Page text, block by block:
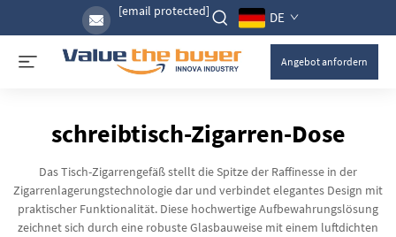
[email protected] DE
Angebot anfordern
schreibtisch-Zigarren-Dose
Das Tisch-Zigarrengefäß stellt die Spitze der Raffinesse in der
Zigarrenlagerungstechnologie dar und verbindet elegantes Design mit
praktischer Funktionalität. Diese hochwertige Aufbewahrungslösung
zeichnet sich durch eine robuste Glasbauweise mit einem luftdichten